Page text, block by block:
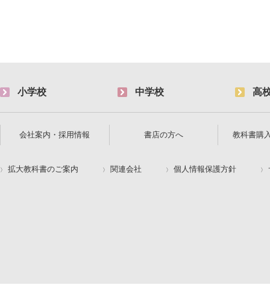
小学校 中学校 高
会社案内・採用情報 書店の方へ 教科書購
拡大教科書のご案内 関連会社 個人情報保護方針